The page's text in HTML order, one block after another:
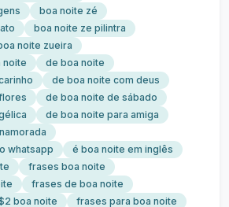
boa noite zé
boa noite ze pilintra
noite zueira
noite
de boa noite
de boa noite com deus
de boa noite de sábado
de boa noite para amiga
whatsapp
é boa noite em inglês
frases boa noite
frases de boa noite
boa noite
frases para boa noite